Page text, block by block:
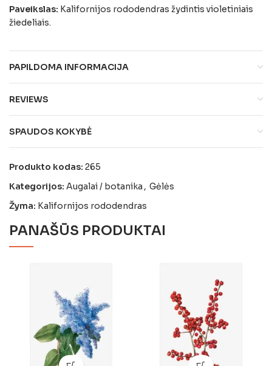
Paveikslas: Kalifornijos rododendras žydintis violetiniais
žiedeliais.
PAPILDOMA INFORMACIJA
REVIEWS
SPAUDOS KOKYBĖ
Produkto kodas: 265
Kategorijos: Augalai / botanika , Gėlės
Žyma: Kalifornijos rododendras
PANAŠŪS PRODUKTAI